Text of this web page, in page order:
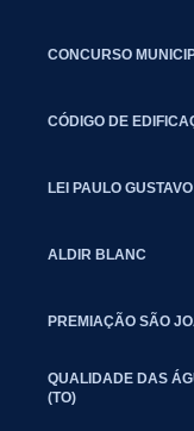
CONCURSO
CÓDIGO DE
LEI PAULO GUSTAVO
ALDIR BLANC
PREMIAÇÃO SÃO
QUALIDADE DAS
(TO)